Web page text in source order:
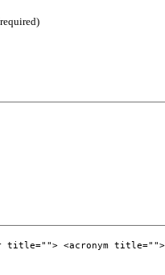
<acronym title="">